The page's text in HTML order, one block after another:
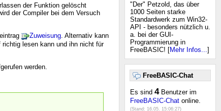
"Der" Petzold, das über
1000 Seiten starke
Standardwerk zum Win32-
API - besonders nützlich u.
a. bei der GUI-
Programmierung in
FreeBASIC! [Mehr Infos...]
FreeBASIC-Chat
Es sind 4Benutzer im
FreeBASIC-Chat online.
(Stand: 16.05. 15:06:27)
der Funktion gelöscht
der Compiler bei dem Versuch
Zuweisung. Alternativ kann
lesen kann und ihn nicht für
werden.